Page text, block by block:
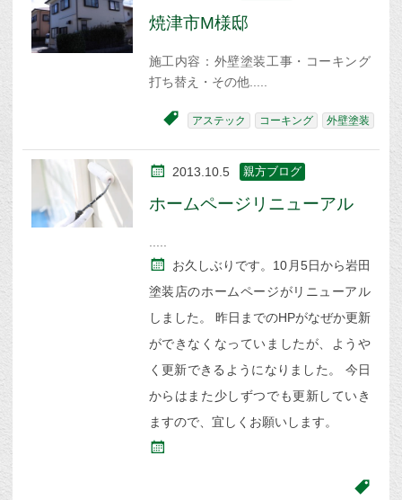
焼津市M様邸
施工内容：外壁塗装工事・コーキング
打ち替え・その他
アステック コーキング 外壁塗装
2013.10.5 親方ブログ
ホームページリニューアル
お久しぶりです。10月5日から岩田
塗装店のホームページがリニューアル
しました。 昨日までのHPがなぜか更新
ができなくなっていましたが、ようや
く更新できるようになりました。 今日
からはまた少しずつでも更新していき
ますので、宜しくお願いします。